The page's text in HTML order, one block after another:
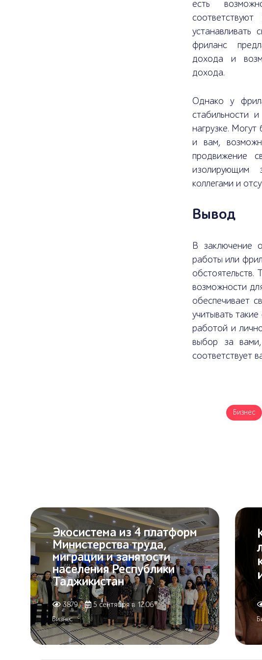
есть
фриланс
дохода и
дохода.
Однако у
стабильности
нагрузке. Могут
и вам,
продвижение
изолирующим
коллегами и
Вывод
В заключение
работы или
обстоятельств.
возможности
обеспечивает
учитывать
работой и
выбор за
соответствует
Бизнес
Экосистема из 4 платформ
Министерства труда,
миграции и занятости
населения Республики
Таджикистан
3879 5 сентября в 12:06
Бизнес